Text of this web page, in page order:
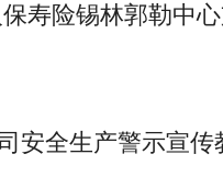
寿险锡林郭勒中
安全生产警示宣传